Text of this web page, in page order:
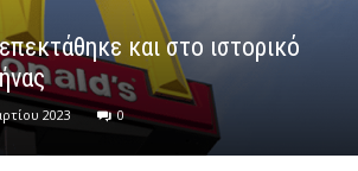
και στο ιστορικό
2023 0